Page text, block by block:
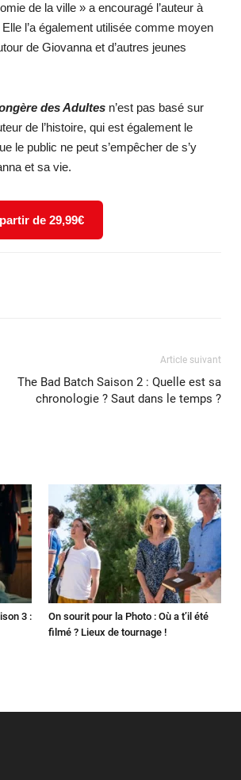
de la ville » a encouragé l’auteur à
l’a également utilisée comme moyen
de Giovanna et d’autres jeunes
des Adultes n’est pas basé sur
de l’histoire, qui est également le
le public ne peut s’empêcher de s’y
et sa vie.
de 29,99€
Article suivant
The Bad Batch Saison 2 : Quelle est sa
chronologie ? Saut dans le temps ?
3 :
On sourit pour la Photo : Où a t’il été
filmé ? Lieux de tournage !